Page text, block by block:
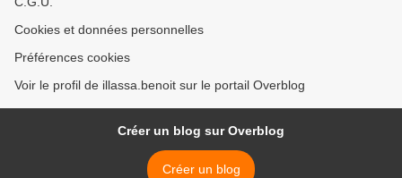
Cookies et données personnelles
Préférences cookies
Voir le profil de illassa.benoit sur le portail Overblog
Créer un blog sur Overblog
Créer un blog